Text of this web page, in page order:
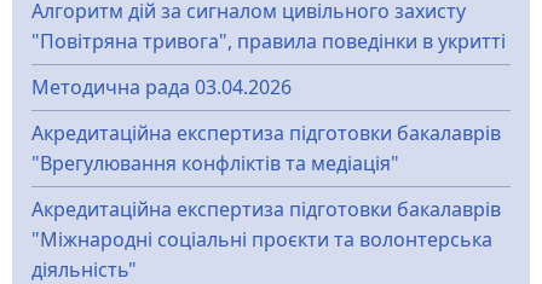
Алгоритм дій за сигналом цивільного захисту
"Повітряна тривога", правила поведінки в укритті
Методична рада 03.04.2026
Акредитаційна експертиза підготовки бакалаврів
"Врегулювання конфліктів та медіація"
Акредитаційна експертиза підготовки бакалаврів
"Міжнародні соціальні проєкти та волонтерська
діяльність"